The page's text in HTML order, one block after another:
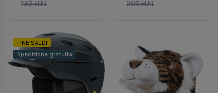
139 EUR 209 EUR
FINE SALDI
Spedizione gratuita